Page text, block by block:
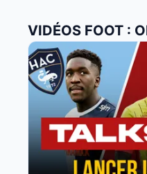
VIDÉOS FOOT :